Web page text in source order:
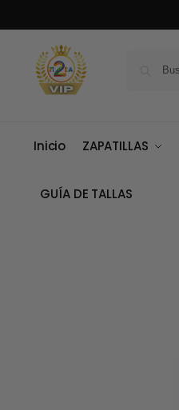
Inicio ZAPATILLAS
GUÍA DE TALLAS